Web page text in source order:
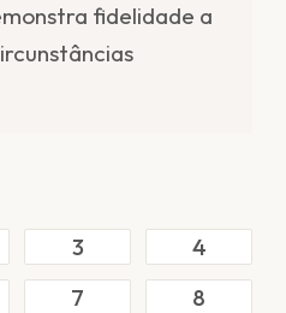
fidelidade a
3
4
7
8